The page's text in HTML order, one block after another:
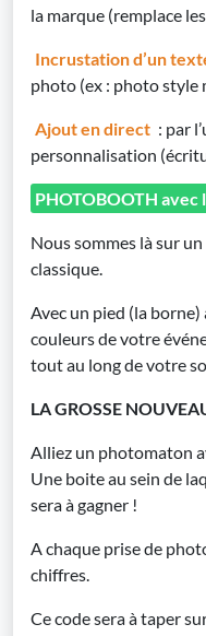
la marque (remplace
Incrustation d’un
photo (ex : photo style
Ajout en direct : par
personnalisation
PHOTOBOOTH avec
Nous sommes là sur
classique.
Avec un pied (la
couleurs de votre
tout au long de votre
LA GROSSE
Alliez un photomaton
Une boite au sein de
sera à gagner !
A chaque prise de
chiffres.
Ce code sera à taper